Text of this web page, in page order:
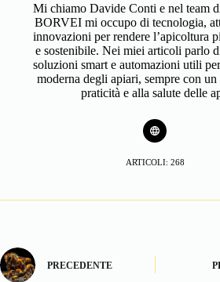
Mi chiamo Davide Conti e nel team
BORVEI mi occupo di tecnologia,
innovazioni per rendere l’apicoltura
e sostenibile. Nei miei articoli parlo
soluzioni smart e automazioni utili
moderna degli apiari, sempre con
praticità e alla salute delle
ARTICOLI: 268
PRECEDENTE